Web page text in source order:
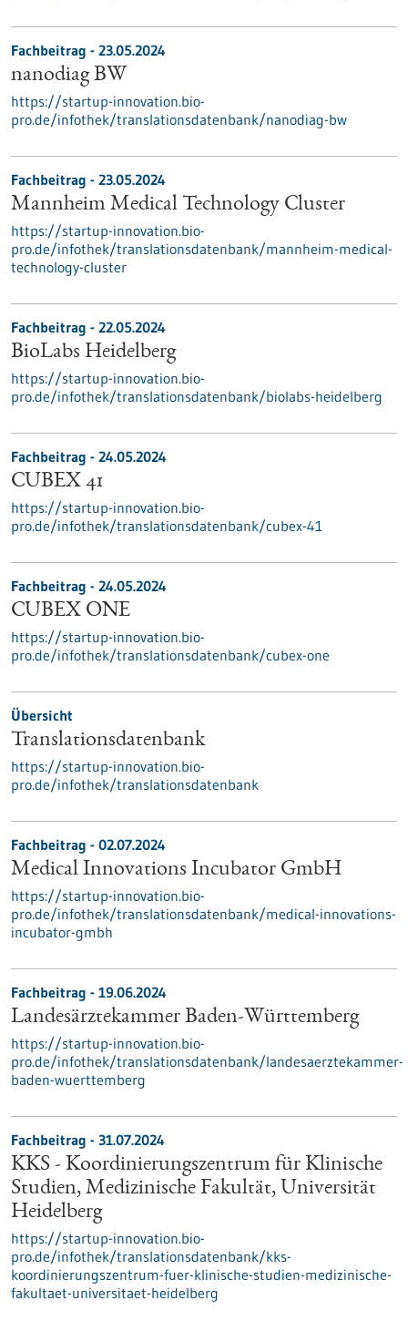
Fachbeitrag - 23.05.2024
nanodiag BW
https://startup-innovation.bio-
pro.de/infothek/translationsdatenbank/nanodiag-bw
Fachbeitrag - 23.05.2024
Mannheim Medical Technology Cluster
https://startup-innovation.bio-
pro.de/infothek/translationsdatenbank/mannheim-medical-
technology-cluster
Fachbeitrag - 22.05.2024
BioLabs Heidelberg
https://startup-innovation.bio-
pro.de/infothek/translationsdatenbank/biolabs-heidelberg
Fachbeitrag - 24.05.2024
CUBEX 41
https://startup-innovation.bio-
pro.de/infothek/translationsdatenbank/cubex-41
Fachbeitrag - 24.05.2024
CUBEX ONE
https://startup-innovation.bio-
pro.de/infothek/translationsdatenbank/cubex-one
Übersicht
Translationsdatenbank
https://startup-innovation.bio-
pro.de/infothek/translationsdatenbank
Fachbeitrag - 02.07.2024
Medical Innovations Incubator GmbH
https://startup-innovation.bio-
pro.de/infothek/translationsdatenbank/medical-innovations-
incubator-gmbh
Fachbeitrag - 19.06.2024
Landesärztekammer Baden-Württemberg
https://startup-innovation.bio-
pro.de/infothek/translationsdatenbank/landesaerztekammer-
baden-wuerttemberg
Fachbeitrag - 31.07.2024
KKS - Koordinierungszentrum für Klinische
Studien, Medizinische Fakultät, Universität
Heidelberg
https://startup-innovation.bio-
pro.de/infothek/translationsdatenbank/kks-
koordinierungszentrum-fuer-klinische-studien-medizinische-
fakultaet-universitaet-heidelberg